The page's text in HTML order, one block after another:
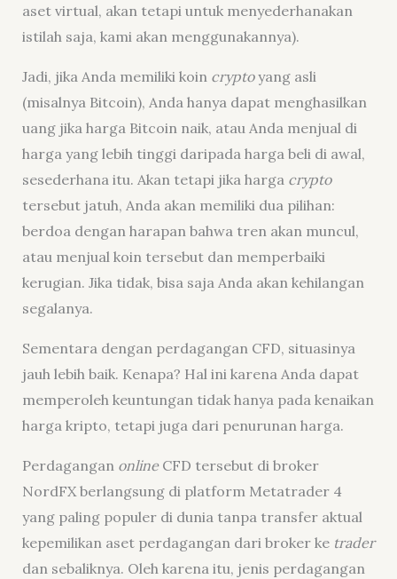
aset virtual, akan tetapi untuk menyederhanakan
istilah saja, kami akan menggunakannya).
Jadi, jika Anda memiliki koin cryptoyang asli
(misalnya Bitcoin), Anda hanya dapat menghasilkan
uang jika harga Bitcoin naik, atau Anda menjual di
harga yang lebih tinggi daripada harga beli di awal,
sesederhana itu. Akan tetapi jika harga crypto
tersebut jatuh, Anda akan memiliki dua pilihan:
berdoa dengan harapan bahwa tren akan muncul,
atau menjual koin tersebut dan memperbaiki
kerugian. Jika tidak, bisa saja Anda akan kehilangan
segalanya.
Sementara dengan perdagangan CFD, situasinya
jauh lebih baik. Kenapa? Hal ini karena Anda dapat
memperoleh keuntungan tidak hanya pada kenaikan
harga kripto, tetapi juga dari penurunan harga.
Perdagangan onlineCFD tersebut di broker
NordFX berlangsung di platform Metatrader 4
yang paling populer di dunia tanpa transfer aktual
kepemilikan aset perdagangan dari broker ke trader
dan sebaliknya. Oleh karena itu, jenis perdagangan